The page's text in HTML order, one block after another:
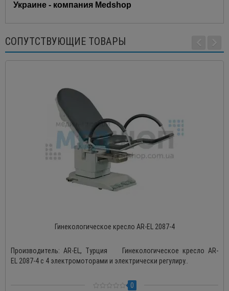
Украине - компания Medshop
СОПУТСТВУЮЩИЕ ТОВАРЫ
Гинекологическое кресло AR-EL 2087-4
Производитель: AR-EL, Турция Гинекологическое кресло AR-
EL 2087-4 с 4 электромоторами и электрически регулиру..
0